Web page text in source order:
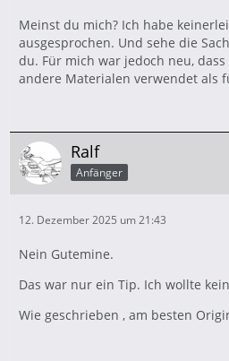
Meinst du mich? Ich habe
ausgesprochen. Und sehe die
du. Für mich war jedoch neu,
andere Materialen verwendet als
Ralf
Anfänger
12. Dezember 2025 um 21:43
Nein Gutemine.
Das war nur ein Tip. Ich wollte
Wie geschrieben , am besten